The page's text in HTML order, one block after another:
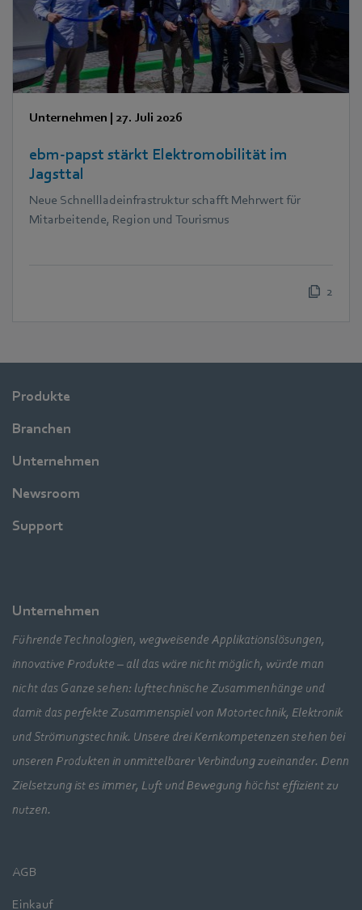
Unternehmen | 27. Juli 2026
ebm‑papst stärkt Elektromobilität im
Jagsttal
Neue Schnellladeinfrastruktur schafft Mehrwert für
Mitarbeitende, Region und Tourismus
2
Produkte
Branchen
Unternehmen
Newsroom
Support
Unternehmen
Führende Technologien, wegweisende Applikationslösungen,
innovative Produkte – all das wäre nicht möglich, würde man
nicht das Ganze sehen: lufttechnische Zusammenhänge und
damit das perfekte Zusammenspiel von Motortechnik, Elektronik
und Strömungstechnik. Unsere drei Kernkompetenzen stehen bei
unseren Produkten in unmittelbarer Verbindung zueinander. Denn
Zielsetzung ist es immer, Luft und Bewegung höchst effizient zu
nutzen.
AGB
Einkauf